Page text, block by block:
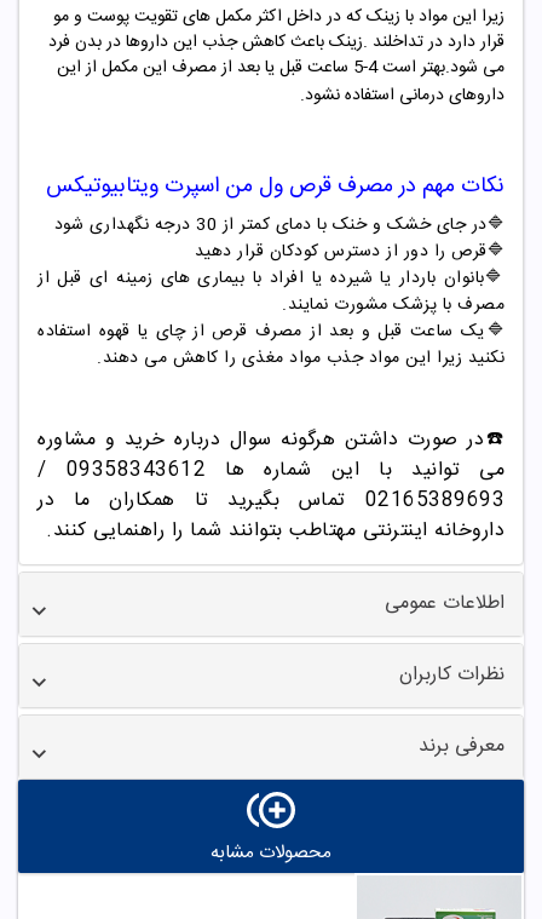
زیرا این مواد با زینک که در داخل اکثر مکمل های تقویت پوست و مو
قرار دارد در تداخلند .زینک باعث کاهش جذب این داروها در بدن فرد
می شود.بهتر است 4-5 ساعت قبل یا بعد از مصرف این مکمل از این
داروهای درمانی استفاده نشود.
نکات مهم در مصرف قرص ول من اسپرت ویتابیوتیکس
🔷در جای خشک و خنک با دمای کمتر از 30 درجه نگهداری شود
🔷قرص را دور از دسترس کودکان قرار دهید
🔷بانوان باردار یا شیرده یا افراد با بیماری های زمینه ای قبل از
مصرف با پزشک مشورت نمایند.
🔷یک ساعت قبل و بعد از مصرف قرص از چای یا قهوه استفاده
نکنید زیرا این مواد جذب مواد مغذی را کاهش می دهند.
☎️در صورت داشتن هرگونه سوال درباره خرید و مشاوره
می توانید با این شماره ها 09358343612 /
02165389693
تماس بگیرید تا همکاران ما در
داروخانه اینترنتی مهتاطب بتوانند شما را راهنمایی کنند.
اطلاعات عمومی
نظرات کاربران
معرفی برند
محصولات مشابه